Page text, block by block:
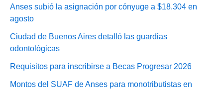
Anses subió la asignación por cónyuge a $18.304 en
agosto
Ciudad de Buenos Aires detalló las guardias
odontológicas
Requisitos para inscribirse a Becas Progresar 2026
Montos del SUAF de Anses para monotributistas en